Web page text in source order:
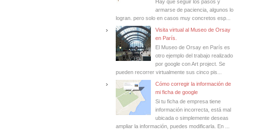
Hay que seguir los pasos y
armarse de paciencia, algunos lo
logran. pero solo en casos muy concretos esp...
Visita virtual al Museo de Orsay
en París.
El Museo de Orsay en París es
otro ejemplo del trabajo realizado
por google con Art project. Se
pueden recorrer virtualmente sus cinco pis...
Cómo corregir la información de
mi ficha de google
Si tu ficha de empresa tiene
información incorrecta, está mal
ubicada o simplemente deseas
ampliar la información, puedes modificarla. En ...